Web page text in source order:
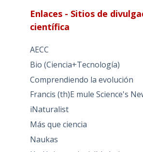
Enlaces - Sitios de
científica
AECC
Bio (Ciencia+Tecnología)
Comprendiendo la evolución
Francis (th)E mule Science's
iNaturalist
Más que ciencia
Naukas